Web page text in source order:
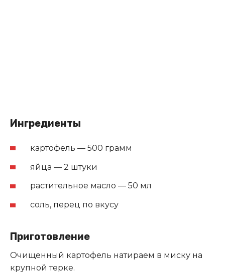
Ингредиенты
картофель — 500 грамм
яйца — 2 штуки
растительное масло — 50 мл
соль, перец по вкусу
Приготовление
Очищенный картофель натираем в миску на
крупной терке.